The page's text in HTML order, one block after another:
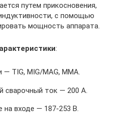
путем прикосновения,
с помощью
мощность аппарата.
:
— TIG, MIG/MAG, MMA.
сварочный ток — 200 А.
на входе — 187-253 В.